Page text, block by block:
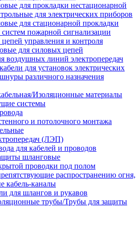
для прокладки нестационарной
для электрических приборов
для стационарной прокладки
пожарной сигнализации
управления и контроля
для силовых цепей
воздушных линий электропередач
для установок электрических
различного назначения
Изоляционные материалы
системы
и потолочного монтажа
(ЛЭП)
для кабелей и проводов
шланговые
проводки под полом
распространению огня,
кабель-каналы
для шлангов и рукавов
трубы/Трубы для защиты